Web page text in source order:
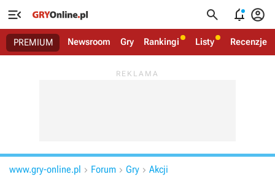
   
PREMIUM Newsroom Gry Rankingi Listy Recenzje
www.gry-online.pl  Forum  Gry  Akcji